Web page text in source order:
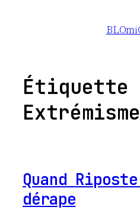
Étiquette
Extrémisme
Quand
dérape